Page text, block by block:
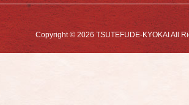
Copyright © 2026 TSUTEFUDE-KYOKAI All